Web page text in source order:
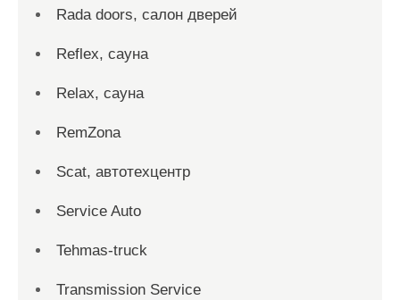
Rada doors, салон дверей
Reflex, сауна
Relax, сауна
RemZona
Scat, автотехцентр
Service Auto
Tehmas-truck
Transmission Service